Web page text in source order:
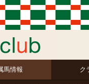
馬情報 ク